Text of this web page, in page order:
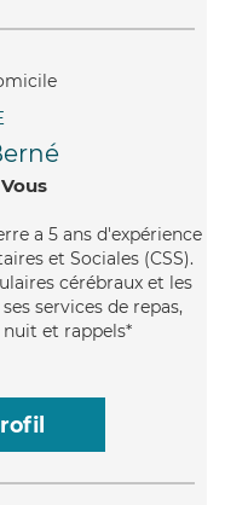
a 5 ans d'expérience
et Sociales (CSS).
cérébraux et les
services de repas,
et rappels*